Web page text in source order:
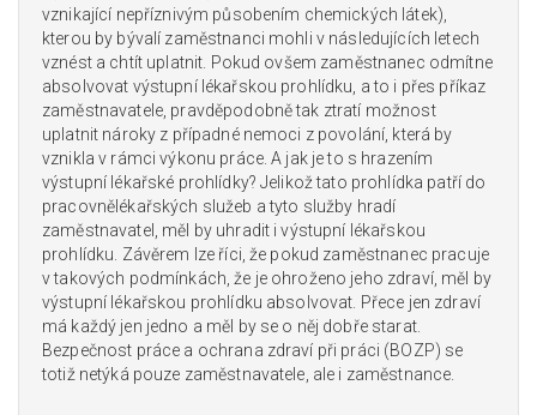
vznikající nepříznivým působením chemických látek),
kterou by bývalí zaměstnanci mohli v následujících letech
vznést a chtít uplatnit. Pokud ovšem zaměstnanec odmítne
absolvovat výstupní lékařskou prohlídku, a to i přes příkaz
zaměstnavatele, pravděpodobně tak ztratí možnost
uplatnit nároky z případné nemoci z povolání, která by
vznikla v rámci výkonu práce. A jak je to s hrazením
výstupní lékařské prohlídky? Jelikož tato prohlídka patří do
pracovnělékařských služeb a tyto služby hradí
zaměstnavatel, měl by uhradit i výstupní lékařskou
prohlídku. Závěrem lze říci, že pokud zaměstnanec pracuje
v takových podmínkách, že je ohroženo jeho zdraví, měl by
výstupní lékařskou prohlídku absolvovat. Přece jen zdraví
má každý jen jedno a měl by se o něj dobře starat.
Bezpečnost práce a ochrana zdraví při práci (BOZP) se
totiž netýká pouze zaměstnavatele, ale i zaměstnance.